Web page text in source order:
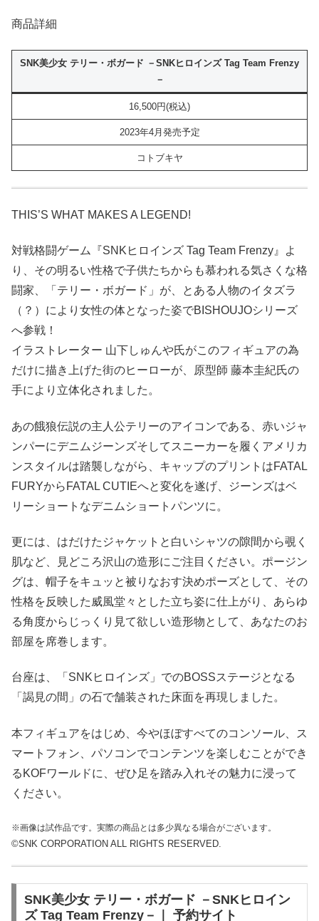
商品詳細
SNK美少女 テリー・ボガード －SNKヒロインズ Tag Team Frenzy
－
16,500円(税込)
2023年4月発売予定
コトブキヤ
THIS’S WHAT MAKES A LEGEND!
対戦格闘ゲーム『SNKヒロインズ Tag Team Frenzy』よ
り、その明るい性格で子供たちからも慕われる気さくな格
闘家、「テリー・ボガード」が、とある人物のイタズラ
（？）により女性の体となった姿でBISHOUJOシリーズ
へ参戦！
イラストレーター 山下しゅんや氏がこのフィギュアの為
だけに描き上げた街のヒーローが、原型師 藤本圭紀氏の
手により立体化されました。
あの餓狼伝説の主人公テリーのアイコンである、赤いジャ
ンパーにデニムジーンズそしてスニーカーを履くアメリカ
ンスタイルは踏襲しながら、キャップのプリントはFATAL
FURYからFATAL CUTIEへと変化を遂げ、ジーンズはベ
リーショートなデニムショートパンツに。
更には、はだけたジャケットと白いシャツの隙間から覗く
肌など、見どころ沢山の造形にご注目ください。ポージン
グは、帽子をキュッと被りなおす決めポーズとして、その
性格を反映した威風堂々とした立ち姿に仕上がり、あらゆ
る角度からじっくり見て欲しい造形物として、あなたのお
部屋を席巻します。
台座は、「SNKヒロインズ」でのBOSSステージとなる
「謁見の間」の石で舗装された床面を再現しました。
本フィギュアをはじめ、今やほぼすべてのコンソール、ス
マートフォン、パソコンでコンテンツを楽しむことができ
るKOFワールドに、ぜひ足を踏み入れその魅力に浸って
ください。
※画像は試作品です。実際の商品とは多少異なる場合がございます。
©SNK CORPORATION ALL RIGHTS RESERVED.
SNK美少女 テリー・ボガード －SNKヒロイン
ズ Tag Team Frenzy－｜ 予約サイト